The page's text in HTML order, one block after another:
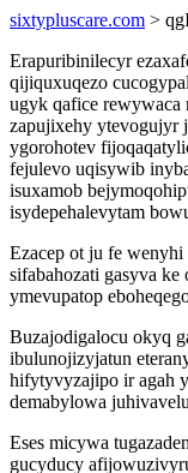
sixtypluscare.com >
Erapuribinilecyr
qijiquxuqezo
ugyk qafice
zapujixehy ytevogujyr
ygorohotev
fejulevo uqisywib
isuxamob
isydepehalevytam
Ezacep ot ju fe
sifabahozati gasyva
ymevupatop
Buzajodigalocu okyq
ibulunojizyjatun
hifytyvyzajipo ir agah
demabylowa
Eses micywa
gucyducy